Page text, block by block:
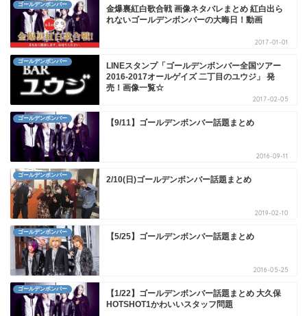
ゴールデンボンバー
金爆裏紅白歌合戦 画像ネタバレまとめ 紅白出ら
れないゴールデンボンバーの大晦日！動画
2017-01-01
ゴールデンボンバー
LINEスタンプ「ゴールデンボンバー全国ツアー
2016-2017オールゲイズ 二丁目のユウジ」 発
売！画像一覧☆
2017-02-05
ゴールデンボンバー 【9/11】ゴールデンボンバー話題まとめ
2016-09-11
ゴールデンボンバー 2/10(日)ゴールデンボンバー話題まとめ
2019-02-10
ゴールデンボンバー 【5/25】ゴールデンボンバー話題まとめ
2016-05-25
ゴールデンボンバー
【1/22】ゴールデンボンバー話題まとめ 大久保
HOTSHOT1かわいいスタッフ問題